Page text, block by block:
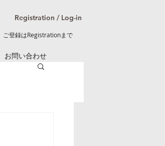
Registration / Log-in
ご登録はRegistrationまで
お問い合わせ